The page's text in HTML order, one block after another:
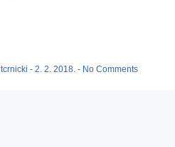
tcrnicki - 2. 2. 2018. - No Comments